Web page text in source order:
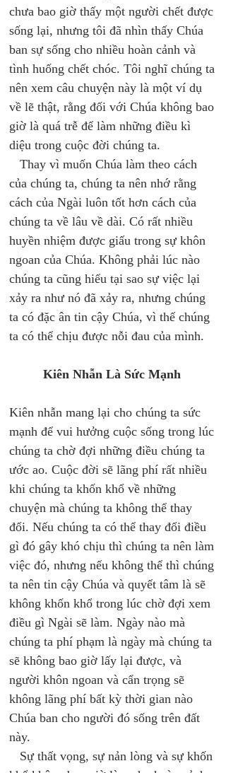
chưa bao giờ thấy một người chết được
sống lại, nhưng tôi đã nhìn thấy Chúa
ban sự sống cho nhiều hoàn cảnh và
tình huống chết chóc. Tôi nghĩ chúng ta
nên xem câu chuyện này là một ví dụ
về lẽ thật, rằng đối với Chúa không bao
giờ là quá trễ để làm những điều kì
diệu trong cuộc đời chúng ta.
Thay vì muốn Chúa làm theo cách
của chúng ta, chúng ta nên nhớ rằng
cách của Ngài luôn tốt hơn cách của
chúng ta về lâu về dài. Có rất nhiều
huyền nhiệm được giấu trong sự khôn
ngoan của Chúa. Không phải lúc nào
chúng ta cũng hiểu tại sao sự việc lại
xảy ra như nó đã xảy ra, nhưng chúng
ta có đặc ân tin cậy Chúa, vì thế chúng
ta có thể chịu được nỗi đau của mình.
Kiên Nhẫn Là Sức Mạnh
Kiên nhẫn mang lại cho chúng ta sức
mạnh để vui hưởng cuộc sống trong lúc
chúng ta chờ đợi những điều chúng ta
ước ao. Cuộc đời sẽ lãng phí rất nhiều
khi chúng ta khốn khổ về những
chuyện mà chúng ta không thể thay
đổi. Nếu chúng ta có thể thay đổi điều
gì đó gây khó chịu thì chúng ta nên làm
việc đó, nhưng nếu không thể thì chúng
ta nên tin cậy Chúa và quyết tâm là sẽ
không khốn khổ trong lúc chờ đợi xem
điều gì Ngài sẽ làm. Ngày nào mà
chúng ta phí phạm là ngày mà chúng ta
sẽ không bao giờ lấy lại được, và
người khôn ngoan và cẩn trọng sẽ
không lãng phí bất kỳ thời gian nào
Chúa ban cho người đó sống trên đất
này.
Sự thất vọng, sự nản lòng và sự khốn